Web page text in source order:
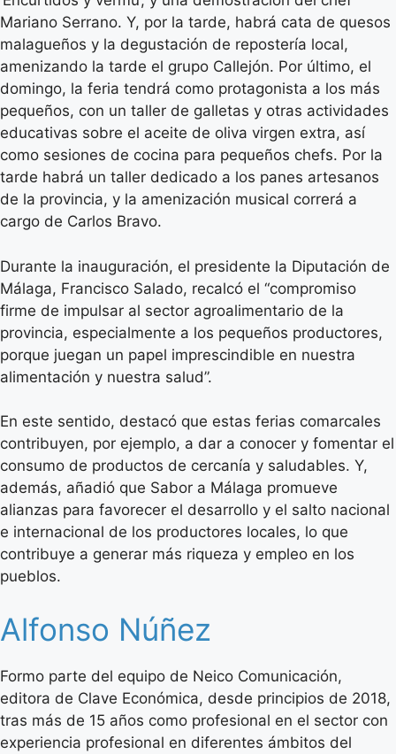
Mariano Serrano. Y, por la tarde, habrá cata de quesos
malagueños y la degustación de repostería local,
amenizando la tarde el grupo Callejón. Por último, el
domingo, la feria tendrá como protagonista a los más
pequeños, con un taller de galletas y otras actividades
educativas sobre el aceite de oliva virgen extra, así
como sesiones de cocina para pequeños chefs. Por la
tarde habrá un taller dedicado a los panes artesanos
de la provincia, y la amenización musical correrá a
cargo de Carlos Bravo.
Durante la inauguración, el presidente la Diputación de
Málaga, Francisco Salado, recalcó el “compromiso
firme de impulsar al sector agroalimentario de la
provincia, especialmente a los pequeños productores,
porque juegan un papel imprescindible en nuestra
alimentación y nuestra salud”.
En este sentido, destacó que estas ferias comarcales
contribuyen, por ejemplo, a dar a conocer y fomentar el
consumo de productos de cercanía y saludables. Y,
además, añadió que Sabor a Málaga promueve
alianzas para favorecer el desarrollo y el salto nacional
e internacional de los productores locales, lo que
contribuye a generar más riqueza y empleo en los
pueblos.
Alfonso Núñez
Formo parte del equipo de Neico Comunicación,
editora de Clave Económica, desde principios de 2018,
tras más de 15 años como profesional en el sector con
experiencia profesional en diferentes ámbitos del